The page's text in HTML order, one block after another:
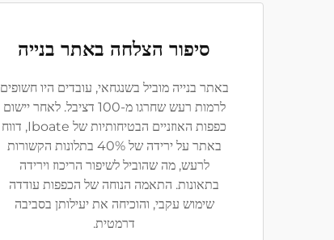
סיפור הצלחה באתר בנייה
באתר בנייה מוביל בשנגחאי, עובדים היו חשופים
לרמות רעש שחרגו מ-100 דציבל. לאחר יישום
כפפות האוזניים הבטיחותיות של Iboate, דווח
באתר על ירידה של 40% בתלונות הקשורות
לרעש, מה שהוביל לשיפור הריכוז וירידה
בתאונות. התאמה הנוחה של הכפפות עודדה
שימוש עקבי, והוכיחה את יעילותן בסביבה
דרמטית.